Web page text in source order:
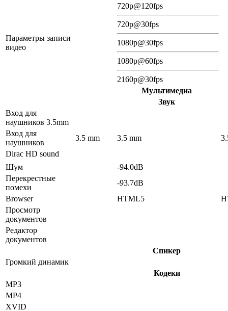
Параметры записи
видео
720p@120fps
720p@30fps
1080p@30fps
1080p@60fps
2160p@30fps
Мультимедиа
Звук
Вход для
наушников 3.5mm
Вход для
наушников
3.5 mm 3.5 mm
Dirac HD sound
Шум
-94.0dB
Перекрестные
помехи
-93.7dB
Browser
HTML5
Просмотр
документов
Редактор
документов
Спикер
Громкий динамик
Кодеки
MP3
MP4
XVID